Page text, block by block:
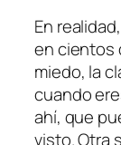
En
en cientos
miedo, la
cuando
ahí, que
visto. Otra